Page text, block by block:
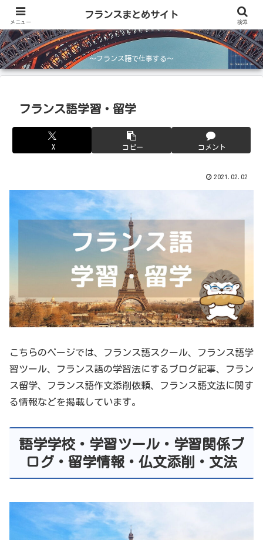
フランスまとめサイト
～フランス語で仕事する～
フランス語学習・留学
X コピー コメント
2021.02.02
こちらのページでは、フランス語スクール、フランス語学
習ツール、フランス語の学習法にするブログ記事、フラン
ス留学、フランス語作文添削依頼、フランス語文法に関す
る情報などを掲載しています。
語学学校・学習ツール・学習関係ブ
ログ・留学情報・仏文添削・文法
メニュー
フランスまとめサイト
検索